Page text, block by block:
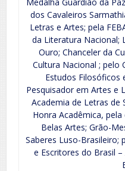
dos Cavaleiros
Letras e Artes; pela
da Literatura Nacional;
Ouro; Chanceler da
Cultura Nacional ; pelo
Estudos
Pesquisador em Artes e
Academia de Letras de
Honra Acadêmica,
Belas Artes; Grão-
Saberes Luso-Brasileiro;
e Escritores do Brasil